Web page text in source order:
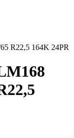
R22,5 164K 24PR